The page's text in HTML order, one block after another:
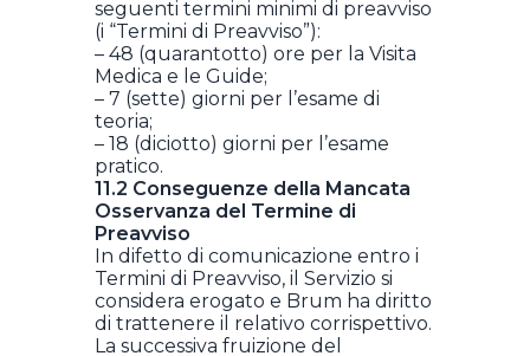
seguenti termini minimi di preavviso
(i “Termini di Preavviso”):
– 48 (quarantotto) ore per la Visita
Medica e le Guide;
– 7 (sette) giorni per l’esame di
teoria;
– 18 (diciotto) giorni per l’esame
pratico.
11.2 Conseguenze della Mancata
Osservanza del Termine di
Preavviso
In difetto di comunicazione entro i
Termini di Preavviso, il Servizio si
considera erogato e Brum ha diritto
di trattenere il relativo corrispettivo.
La successiva fruizione del